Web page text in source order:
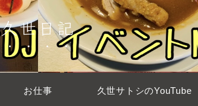
久世日記
お仕事 久世サトシのYouTube